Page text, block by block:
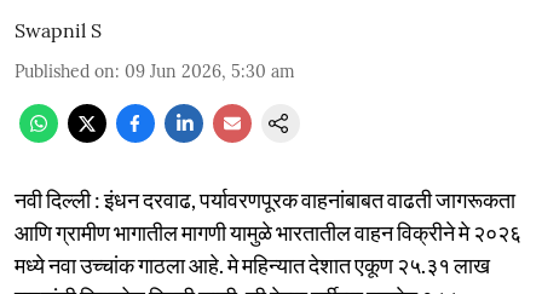
Swapnil S
Published on: 09 Jun 2026, 5:30 am
नवी दिल्ली : इंधन दरवाढ, पर्यावरणपूरक वाहनांबाबत वाढती जागरूकता
आणि ग्रामीण भागातील मागणी यामुळे भारतातील वाहन विक्रीने मे २०२६
मध्ये नवा उच्चांक गाठला आहे. मे महिन्यात देशात एकूण २५.३१ लाख